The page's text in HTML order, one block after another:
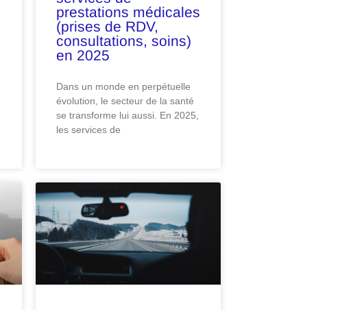
prestations médicales
(prises de RDV,
consultations, soins)
en 2025
Dans un monde en perpétuelle
évolution, le secteur de la santé
se transforme lui aussi. En 2025,
les services de